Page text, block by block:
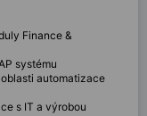
Finance &
systému
automatizace
s IT a výrobou